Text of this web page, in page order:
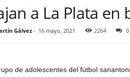
a La Plata
Gálvez- 16 mayo, 2021 2264 0
de adolescentes del fútbol